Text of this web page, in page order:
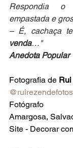
Respondia o
empastada e
– É, cachaça
venda…"
Anedota Popular
Fotografia de
@ruirezendefotos
Fotógrafo
Amargosa,
Site - Decorar